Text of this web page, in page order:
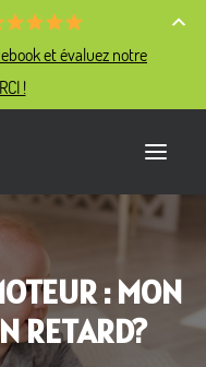
: MON
RETARD?
et évaluez notre
!